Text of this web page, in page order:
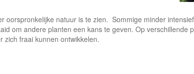
oorspronkelijke natuur is te zien. Sommige minder
om andere planten een kans te geven. Op verschillende
zich fraai kunnen ontwikkelen.